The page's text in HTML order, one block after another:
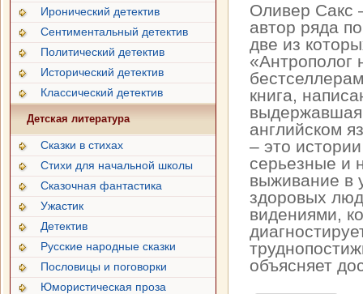
Оливер Сакс
автор ряда
две из
книга,
выдержавшая
английском
– это
серьезные и
выживание в
здоровых
видениями,
объясняет
Иронический детектив
Сентиментальный детектив
Политический детектив
Исторический детектив
Классический детектив
Детская литература
Сказки в стихах
Стихи для начальной школы
Сказочная фантастика
Ужастик
Детектив
Русские народные сказки
Пословицы и поговорки
Юмористическая проза